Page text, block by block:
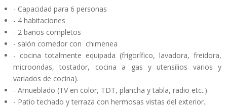
- Capacidad para 6 personas
- 4 habitaciones
- 2 baños completos
- salón comedor con chimenea
- cocina totalmente equipada (frigorífico, lavadora, freidora,
microondas, tostador, cocina a gas y utensilios varios y
variados de cocina).
- Amueblado (TV en color, TDT, plancha y tabla, radio etc..).
- Patio techado y terraza con hermosas vistas del exterior.